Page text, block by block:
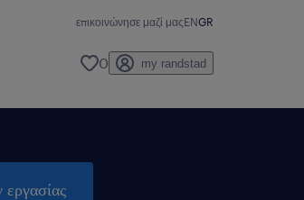
επικοινώνησε μαζί μαςENGR
0 my randstad